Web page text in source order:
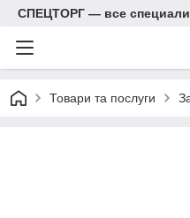
СПЕЦТОРГ — все
Товари та послуги